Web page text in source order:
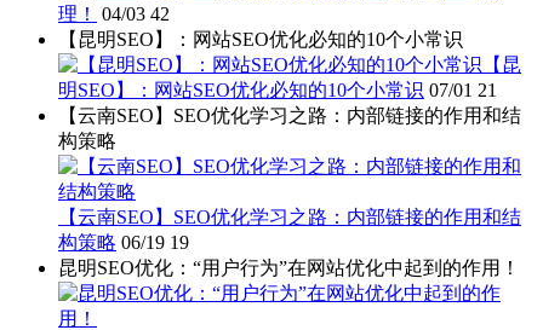
理！
04/03 42
【昆明SEO】：网站SEO优化必知的10个小常识
【昆
明SEO】：网站SEO优化必知的10个小常识 07/01 21
【云南SEO】SEO优化学习之路：内部链接的作用和结
构策略
【云南SEO】SEO优化学习之路：内部链接的作用和结
构策略 06/19 19
昆明SEO优化：“用户行为”在网站优化中起到的作用！